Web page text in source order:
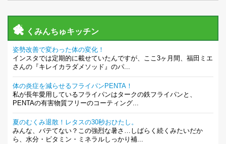
くみんちゅキッチン
姿勢改善で変わった体の変化！
インスタでは定期的に載せていたんですが、ここ3ヶ月間、福田ミエ
さんの『キレイカラダメソッド』のパ...
体の炎症を減らせるフライパンPENTA！
私が長年愛用しているフライパンはタークの鉄フライパンと、
PENTAの有害物質フリーのコーティング...
夏のむくみ退散！レタスの30秒おひたし。
みんな、バテてない？この強烈な暑さ…しばらく続くみたいだか
ら、水分・ビタミン・ミネラルしっかり補...